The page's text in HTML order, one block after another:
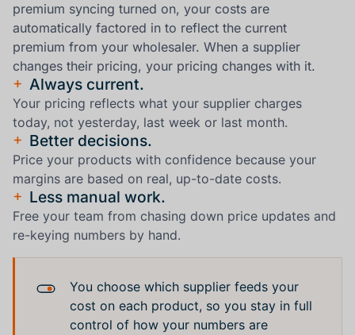
premium syncing turned on, your costs are
automatically factored in to reflect the current
premium from your wholesaler. When a supplier
changes their pricing, your pricing changes with it.
+ Always current.
Your pricing reflects what your supplier charges
today, not yesterday, last week or last month.
+ Better decisions.
Price your products with confidence because your
margins are based on real, up-to-date costs.
+ Less manual work.
Free your team from chasing down price updates and
re-keying numbers by hand.
You choose which supplier feeds your
cost on each product, so you stay in full
control of how your numbers are